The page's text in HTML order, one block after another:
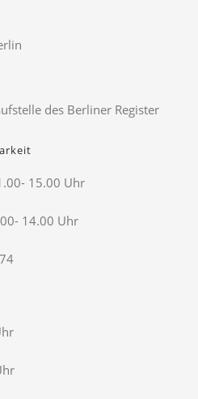
des Berliner Register
15.00 Uhr
14.00 Uhr